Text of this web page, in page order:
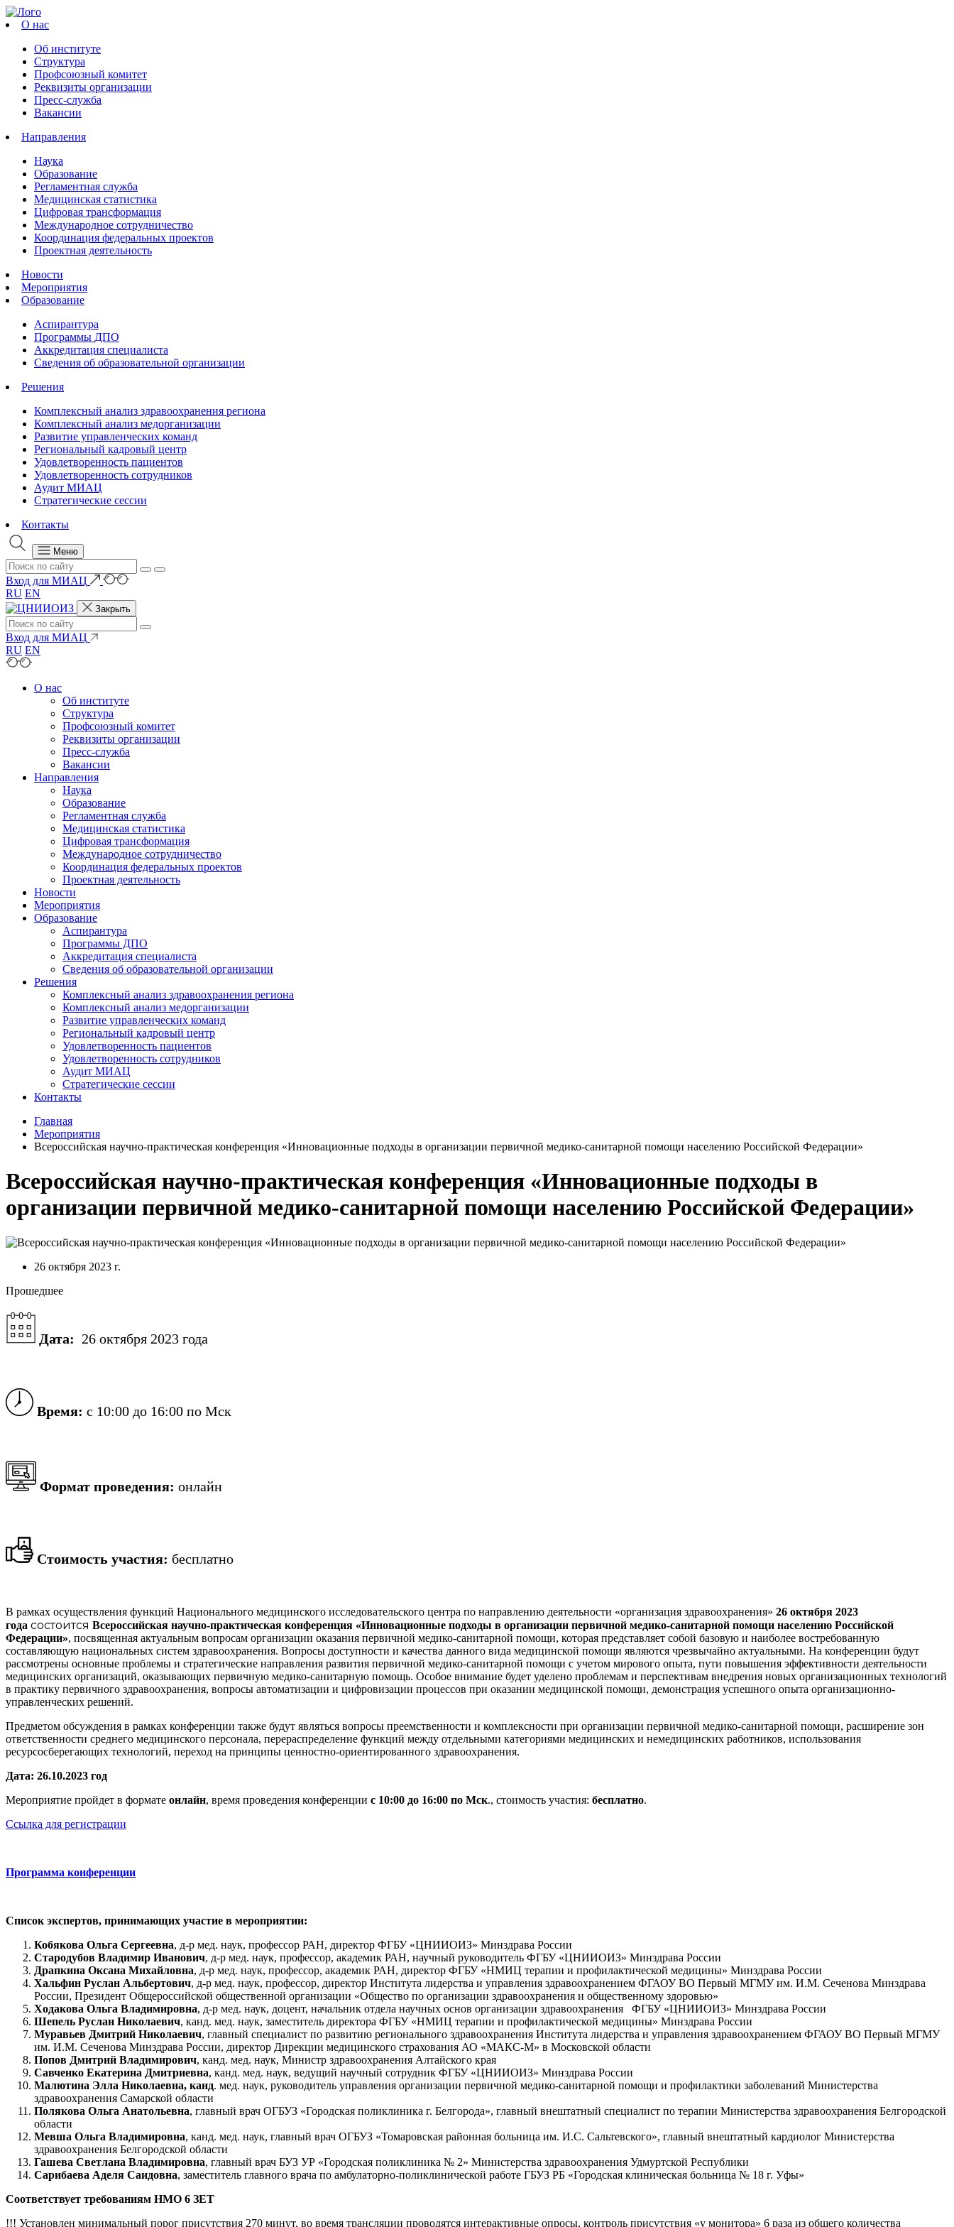
О нас
Об институте
Структура
Профсоюзный комитет
Реквизиты организации
Пресс-служба
Вакансии
Направления
Наука
Образование
Регламентная служба
Медицинская статистика
Цифровая трансформация
Международное сотрудничество
Координация федеральных проектов
Проектная деятельность
Новости
Мероприятия
Образование
Аспирантура
Программы ДПО
Аккредитация специалиста
Сведения об образовательной организации
Решения
Комплексный анализ здравоохранения региона
Комплексный анализ медорганизации
Развитие управленческих команд
Региональный кадровый центр
Удовлетворенность пациентов
Удовлетворенность сотрудников
Аудит МИАЦ
Стратегические сессии
Контакты
Меню
Вход для МИАЦ
RU EN
Закрыть
Вход для МИАЦ
RU EN
О нас
Об институте
Структура
Профсоюзный комитет
Реквизиты организации
Пресс-служба
Вакансии
Направления
Наука
Образование
Регламентная служба
Медицинская статистика
Цифровая трансформация
Международное сотрудничество
Координация федеральных проектов
Проектная деятельность
Новости
Мероприятия
Образование
Аспирантура
Программы ДПО
Аккредитация специалиста
Сведения об образовательной организации
Решения
Комплексный анализ здравоохранения региона
Комплексный анализ медорганизации
Развитие управленческих команд
Региональный кадровый центр
Удовлетворенность пациентов
Удовлетворенность сотрудников
Аудит МИАЦ
Стратегические сессии
Контакты
Главная
Мероприятия
Всероссийская научно-практическая конференция «Инновационные подходы в организации первичной медико-санитарной помощи населению Российской Федерации»
Всероссийская научно-практическая конференция «Инновационные подходы в
организации первичной медико-санитарной помощи населению Российской Федерации»
26 октября 2023 г.
Прошедшее
Дата: 26 октября 2023 года
Время: с 10:00 до 16:00 по Мск
Формат проведения: онлайн
Стоимость участия: бесплатно
В рамках осуществления функций Национального медицинского исследовательского центра по направлению деятельности «организация здравоохранения» 26 октября 2023
года состоится Всероссийская научно-практическая конференция «Инновационные подходы в организации первичной медико-санитарной помощи населению Российской
Федерации», посвященная актуальным вопросам организации оказания первичной медико-санитарной помощи, которая представляет собой базовую и наиболее востребованную
составляющую национальных систем здравоохранения. Вопросы доступности и качества данного вида медицинской помощи являются чрезвычайно актуальными. На конференции будут
рассмотрены основные проблемы и стратегические направления развития первичной медико-санитарной помощи с учетом мирового опыта, пути повышения эффективности деятельности
медицинских организаций, оказывающих первичную медико-санитарную помощь. Особое внимание будет уделено проблемам и перспективам внедрения новых организационных технологий
в практику первичного здравоохранения, вопросы автоматизации и цифровизации процессов при оказании медицинской помощи, демонстрация успешного опыта организационно-
управленческих решений.
Предметом обсуждения в рамках конференции также будут являться вопросы преемственности и комплексности при организации первичной медико-санитарной помощи, расширение зон
ответственности среднего медицинского персонала, перераспределение функций между отдельными категориями медицинских и немедицинских работников, использования
ресурсосберегающих технологий, переход на принципы ценностно-ориентированного здравоохранения.
Дата: 26.10.2023 год
Мероприятие пройдет в формате онлайн, время проведения конференции с 10:00 до 16:00 по Мск., стоимость участия: бесплатно.
Ссылка для регистрации
Программа конференции
Список экспертов, принимающих участие в мероприятии:
Кобякова Ольга Сергеевна, д-р мед. наук, профессор РАН, директор ФГБУ «ЦНИИОИЗ» Минздрава России
Стародубов Владимир Иванович, д-р мед. наук, профессор, академик РАН, научный руководитель ФГБУ «ЦНИИОИЗ» Минздрава России
Драпкина Оксана Михайловна, д-р мед. наук, профессор, академик РАН, директор ФГБУ «НМИЦ терапии и профилактической медицины» Минздрава России
Хальфин Руслан Альбертович, д-р мед. наук, профессор, директор Института лидерства и управления здравоохранением ФГАОУ ВО Первый МГМУ им. И.М. Сеченова Минздрава
России, Президент Общероссийской общественной организации «Общество по организации здравоохранения и общественному здоровью»
Ходакова Ольга Владимировна, д-р мед. наук, доцент, начальник отдела научных основ организации здравоохранения ФГБУ «ЦНИИОИЗ» Минздрава России
Шепель Руслан Николаевич, канд. мед. наук, заместитель директора ФГБУ «НМИЦ терапии и профилактической медицины» Минздрава России
Муравьев Дмитрий Николаевич, главный специалист по развитию регионального здравоохранения Института лидерства и управления здравоохранением ФГАОУ ВО Первый МГМУ
им. И.М. Сеченова Минздрава России, директор Дирекции медицинского страхования АО «МАКС-М» в Московской области
Попов Дмитрий Владимирович, канд. мед. наук, Министр здравоохранения Алтайского края
Савченко Екатерина Дмитриевна, канд. мед. наук, ведущий научный сотрудник ФГБУ «ЦНИИОИЗ» Минздрава России
Малютина Элла Николаевна, канд. мед. наук, руководитель управления организации первичной медико-санитарной помощи и профилактики заболеваний Министерства
здравоохранения Самарской области
Полякова Ольга Анатольевна, главный врач ОГБУЗ «Городская поликлиника г. Белгорода», главный внештатный специалист по терапии Министерства здравоохранения Белгородской
области
Мевша Ольга Владимировна, канд. мед. наук, главный врач ОГБУЗ «Томаровская районная больница им. И.С. Сальтевского», главный внештатный кардиолог Министерства
здравоохранения Белгородской области
Гашева Светлана Владимировна, главный врач БУЗ УР «Городская поликлиника № 2» Министерства здравоохранения Удмуртской Республики
Сарибаева Аделя Саидовна, заместитель главного врача по амбулаторно-поликлинической работе ГБУЗ РБ «Городская клиническая больница № 18 г. Уфы»
Соответствует требованиям НМО 6 ЗЕТ
!!! Установлен минимальный порог присутствия 270 минут, во время трансляции проводятся интерактивные опросы, контроль присутствия «у монитора» 6 раза из общего количества